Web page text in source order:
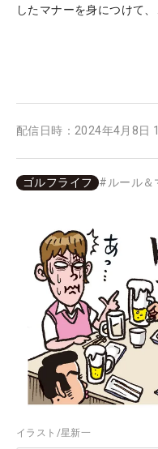
したマナーを身につけて
配信日時： 2024年4月8日
ゴルフライフ # ルール＆
イラスト/星新一